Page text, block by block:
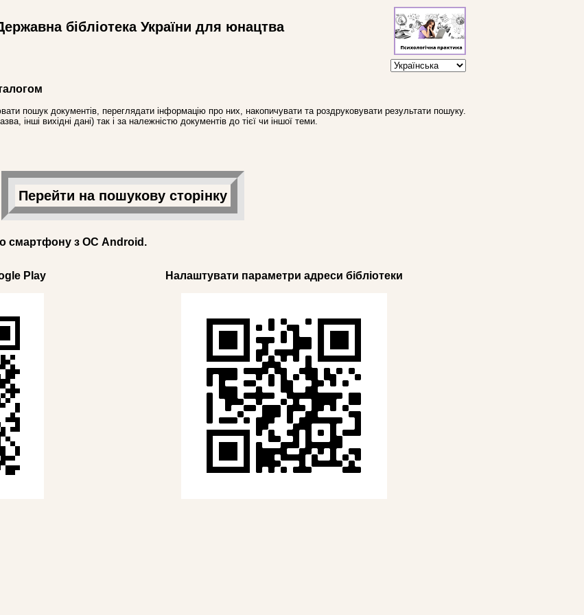
бібліотека України для юнацтва
пошук документів, переглядати інформацію про них, накопичувати та роздруковувати результати пошуку.
інші вихідні дані) так і за належністю документів до тієї чи іншої теми.
Перейти на пошукову сторінку
смартфону з ОС Android.
Play Налаштувати параметри адреси бібліотеки